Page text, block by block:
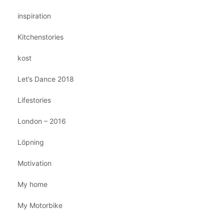
inspiration
Kitchenstories
kost
Let’s Dance 2018
Lifestories
London – 2016
Löpning
Motivation
My home
My Motorbike